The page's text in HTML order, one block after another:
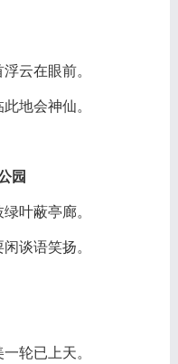
云在眼前。
地会神仙。
园
叶蔽亭廊。
谈语笑扬。
轮已上天。